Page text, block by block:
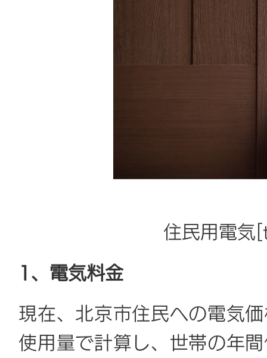
住民用電
1、電気料金
現在、北京市住民への電気
使用量で計算し、世帯の年